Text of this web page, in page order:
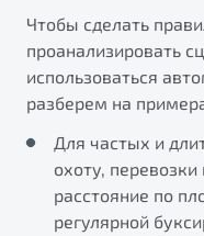
Чтобы сделать
проанализировать
использоваться
разберем на
Для частых и
охоту,
расстояние по
регулярной